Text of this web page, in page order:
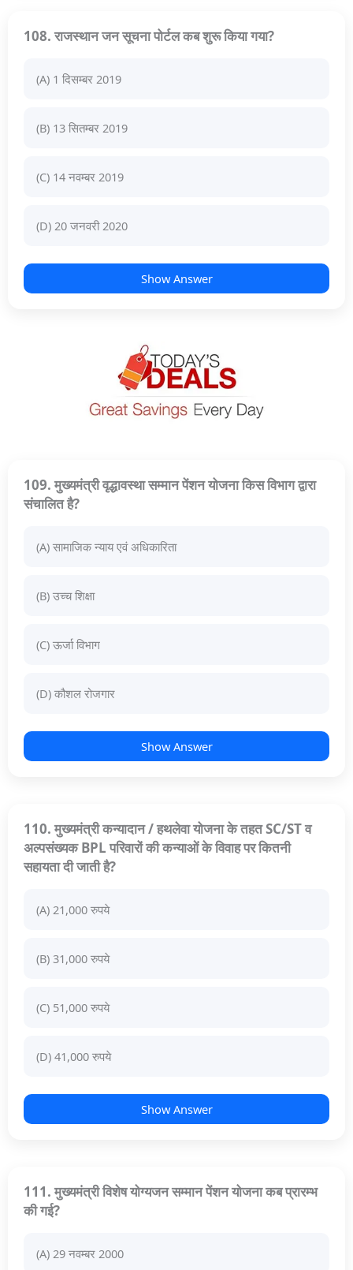
108. राजस्थान जन सूचना पोर्टल कब शुरू किया गया?
(A) 1 दिसम्बर 2019
(B) 13 सितम्बर 2019
(C) 14 नवम्बर 2019
(D) 20 जनवरी 2020
Show Answer
109. मुख्यमंत्री वृद्धावस्था सम्मान पेंशन योजना किस विभाग द्वारा
संचालित है?
(A) सामाजिक न्याय एवं अधिकारिता
(B) उच्च शिक्षा
(C) ऊर्जा विभाग
(D) कौशल रोजगार
Show Answer
110. मुख्यमंत्री कन्यादान / हथलेवा योजना के तहत SC/ST व
अल्पसंख्यक BPL परिवारों की कन्याओं के विवाह पर कितनी
सहायता दी जाती है?
(A) 21,000 रुपये
(B) 31,000 रुपये
(C) 51,000 रुपये
(D) 41,000 रुपये
Show Answer
111. मुख्यमंत्री विशेष योग्यजन सम्मान पेंशन योजना कब प्रारम्भ
की गई?
(A) 29 नवम्बर 2000